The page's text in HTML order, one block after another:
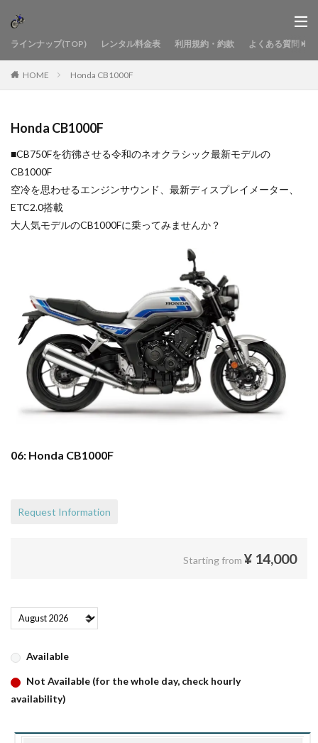
ラインナップ(TOP) レンタル料金表 利用規約・約款 よくある質問
HOME Honda CB1000F
Honda CB1000F
■CB750Fを彷彿させる令和のネオクラシック最新モデルの
CB1000F
空冷を思わせるエンジンサウンド、最新ディスプレイメーター、
ETC2.0搭載
大人気モデルのCB1000Fに乗ってみませんか？
06: Honda CB1000F
Request Information
Starting from ¥ 14,000
Available
Not Available (for the whole day, check hourly
availability)